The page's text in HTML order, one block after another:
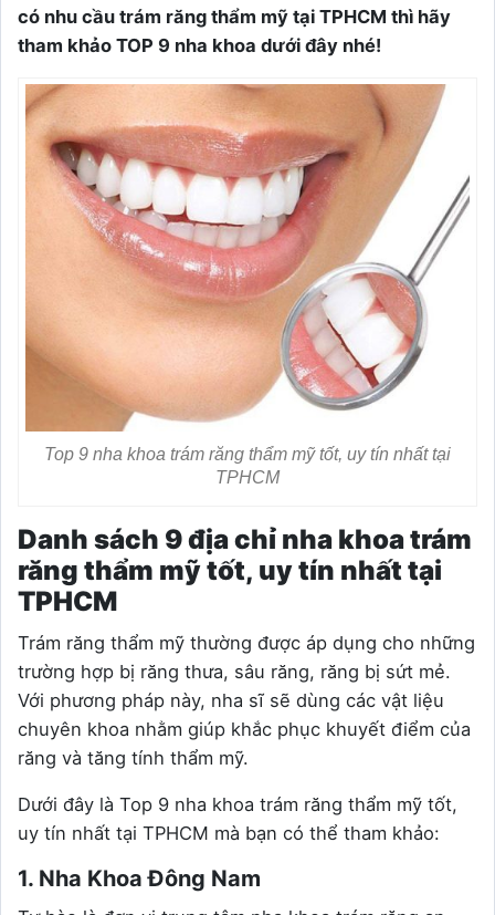
có nhu cầu trám răng thẩm mỹ tại TPHCM thì hãy
tham khảo TOP 9 nha khoa dưới đây nhé!
Top 9 nha khoa trám răng thẩm mỹ tốt, uy tín nhất tại
TPHCM
Danh sách 9 địa chỉ nha khoa trám
răng thẩm mỹ tốt, uy tín nhất tại
TPHCM
Trám răng thẩm mỹ thường được áp dụng cho những
trường hợp bị răng thưa, sâu răng, răng bị sứt mẻ.
Với phương pháp này, nha sĩ sẽ dùng các vật liệu
chuyên khoa nhằm giúp khắc phục khuyết điểm của
răng và tăng tính thẩm mỹ.
Dưới đây là Top 9 nha khoa trám răng thẩm mỹ tốt,
uy tín nhất tại TPHCM mà bạn có thể tham khảo:
1. Nha Khoa Đông Nam